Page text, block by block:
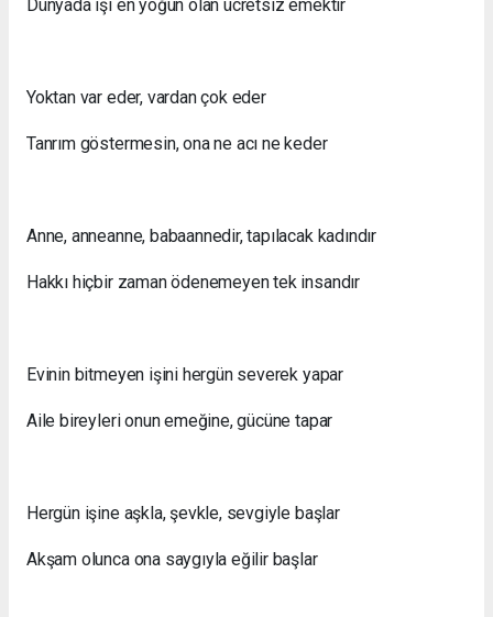
Dünyada işi en yoğun olan ücretsiz emektir
Yoktan var eder, vardan çok eder
Tanrım göstermesin, ona ne acı ne keder
Anne, anneanne, babaannedir, tapılacak kadındır
Hakkı hiçbir zaman ödenemeyen tek insandır
Evinin bitmeyen işini hergün severek yapar
Aile bireyleri onun emeğine, gücüne tapar
Hergün işine aşkla, şevkle, sevgiyle başlar
Akşam olunca ona saygıyla eğilir başlar